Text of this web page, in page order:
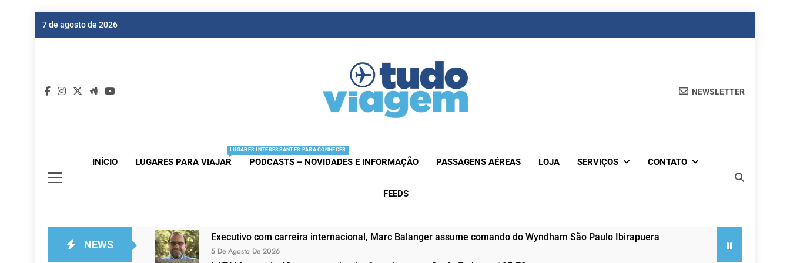
7 de agosto de 2026
NEWSLETTER
INÍCIO LUGARES PARA VIAJAR
LUGARES INTERESSANTES PARA CONHECER
PODCASTS – NOVIDADES E INFORMAÇÃO PASSAGENS AÉREAS LOJA SERVIÇOS CONTATO
FEEDS
NEWS
Executivo com carreira internacional, Marc Balanger assume comando do Wyndham São Paulo Ibirapuera
5 De Agosto De 2026